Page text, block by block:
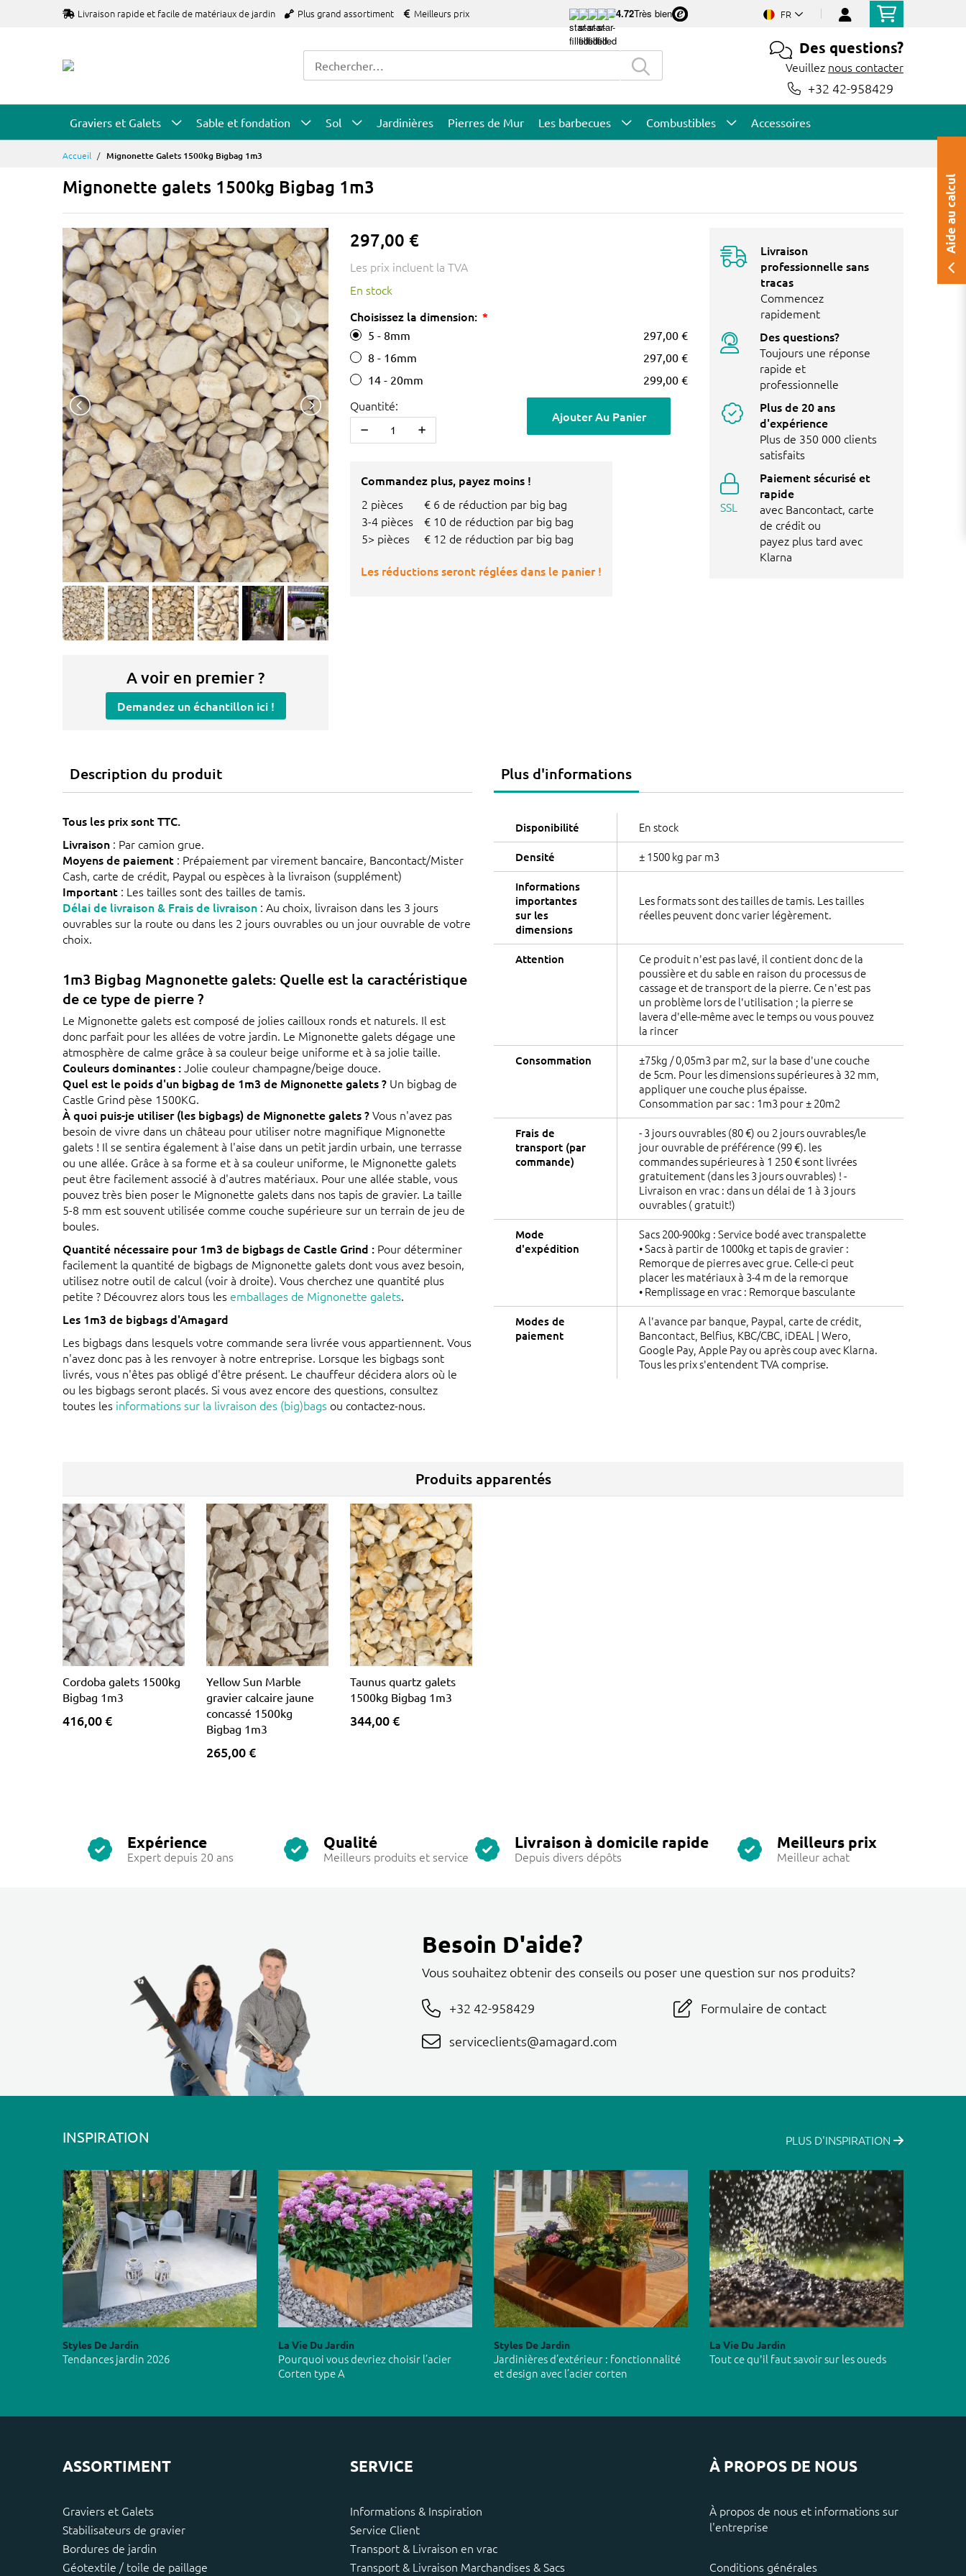
Livraison rapide et facile de matériaux de jardin Plus grand assortiment Meilleurs prix 4.72Très bien FR
Des questions?
Veuillez nous contacter
+32 42-958429
Graviers et Galets Sable et fondation Sol Jardinières Pierres de Mur Les barbecues Combustibles Accessoires
Accueil Mignonette Galets 1500kg Bigbag 1m3
Mignonette galets 1500kg Bigbag 1m3
A voir en premier ?
Demandez un échantillon ici !
297,00 €
Les prix incluent la TVA
En stock
Choisissez la dimension:
5 - 8mm
297,00 €
8 - 16mm
297,00 €
14 - 20mm
299,00 €
Quantité:
Ajouter Au Panier
Commandez plus, payez moins !
2 pièces
€ 6 de réduction par big bag
3-4 pièces
€ 10 de réduction par big bag
5> pièces
€ 12 de réduction par big bag
Les réductions seront réglées dans le panier !
Livraison
professionnelle sans
tracas
Commencez
rapidement
Des questions?
Toujours une réponse
rapide et
professionnelle
Plus de 20 ans
d'expérience
Plus de 350 000 clients
satisfaits
SSL
Paiement sécurisé et
rapide
avec Bancontact, carte
de crédit ou
payez plus tard avec
Klarna
Description du produit
Tous les prix sont TTC.
Livraison : Par camion grue.
Moyens de paiement : Prépaiement par virement bancaire, Bancontact/Mister
Cash, carte de crédit, Paypal ou espèces à la livraison (supplément)
Important : Les tailles sont des tailles de tamis.
Délai de livraison & Frais de livraison : Au choix, livraison dans les 3 jours
ouvrables sur la route ou dans les 2 jours ouvrables ou un jour ouvrable de votre
choix.
1m3 Bigbag Magnonette galets: Quelle est la caractéristique
de ce type de pierre ?
Le Mignonette galets est composé de jolies cailloux ronds et naturels. Il est
donc parfait pour les allées de votre jardin. Le Mignonette galets dégage une
atmosphère de calme grâce à sa couleur beige uniforme et à sa jolie taille.
Couleurs dominantes :Jolie couleur champagne/beige douce.
Quel est le poids d'un bigbag de 1m3 de Mignonette galets ? Un bigbag de
Castle Grind pèse 1500KG.
À quoi puis-je utiliser (les bigbags) de Mignonette galets ?Vous n'avez pas
besoin de vivre dans un château pour utiliser notre magnifique Mignonette
galets ! Il se sentira également à l'aise dans un petit jardin urbain, une terrasse
ou une allée. Grâce à sa forme et à sa couleur uniforme, le Mignonette galets
peut être facilement associé à d'autres matériaux. Pour une allée stable, vous
pouvez très bien poser le Mignonette galets dans nos tapis de gravier. La taille
5-8 mm est souvent utilisée comme couche supérieure sur un terrain de jeu de
boules.
Quantité nécessaire pour 1m3 de bigbags de Castle Grind : Pour déterminer
facilement la quantité de bigbags de Mignonette galets dont vous avez besoin,
utilisez notre outil de calcul (voir à droite). Vous cherchez une quantité plus
petite ? Découvrez alors tous les emballages de Mignonette galets.
Les 1m3 de bigbags d'Amagard
Les bigbags dans lesquels votre commande sera livrée vous appartiennent. Vous
n'avez donc pas à les renvoyer à notre entreprise. Lorsque les bigbags sont
livrés, vous n'êtes pas obligé d'être présent. Le chauffeur décidera alors où le
ou les bigbags seront placés. Si vous avez encore des questions, consultez
toutes les informations sur la livraison des (big)bags ou contactez-nous.
Plus d'informations
Disponibilité En stock
Densité ± 1500 kg par m3
Informations
importantes
sur les
dimensions
Les formats sont des tailles de tamis. Les tailles
réelles peuvent donc varier légèrement.
Attention
Ce produit n'est pas lavé, il contient donc de la
poussière et du sable en raison du processus de
cassage et de transport de la pierre. Ce n'est pas
un problème lors de l'utilisation ; la pierre se
lavera d'elle-même avec le temps ou vous pouvez
la rincer
Consommation
±75kg / 0,05m3 par m2, sur la base d'une couche
de 5cm. Pour les dimensions supérieures à 32 mm,
appliquer une couche plus épaisse.
Consommation par sac : 1m3 pour ± 20m2
Frais de
transport (par
commande)
- 3 jours ouvrables (80 €) ou 2 jours ouvrables/le
jour ouvrable de préférence (99 €). les
commandes supérieures à 1 250 € sont livrées
gratuitement (dans les 3 jours ouvrables) ! -
Livraison en vrac : dans un délai de 1 à 3 jours
ouvrables ( gratuit!)
Mode
d'expédition
Sacs 200-900kg : Service bodé avec transpalette
• Sacs à partir de 1000kg et tapis de gravier :
Remorque de pierres avec grue. Celle-ci peut
placer les matériaux à 3-4 m de la remorque
• Remplissage en vrac : Remorque basculante
Modes de
paiement
A l'avance par banque, Paypal, carte de crédit,
Bancontact, Belfius, KBC/CBC, iDEAL | Wero,
Google Pay, Apple Pay ou après coup avec Klarna.
Tous les prix s'entendent TVA comprise.
Produits apparentés
Cordoba galets 1500kg
Bigbag 1m3
416,00 €
Yellow Sun Marble
gravier calcaire jaune
concassé 1500kg
Bigbag 1m3
265,00 €
Taunus quartz galets
1500kg Bigbag 1m3
344,00 €
Expérience
Expert depuis 20 ans
Qualité
Meilleurs produits et service
Livraison à domicile rapide
Depuis divers dépôts
Meilleurs prix
Meilleur achat
Besoin D'aide?
Vous souhaitez obtenir des conseils ou poser une question sur nos produits?
+32 42-958429
serviceclients@amagard.com
Formulaire de contact
INSPIRATION PLUS D'INSPIRATION
Styles De Jardin
Tendances jardin 2026
La Vie Du Jardin
Pourquoi vous devriez choisir l’acier
Corten type A
Styles De Jardin
Jardinières d’extérieur : fonctionnalité
et design avec l’acier corten
La Vie Du Jardin
Tout ce qu'il faut savoir sur les oueds
ASSORTIMENT
Graviers et Galets
Stabilisateurs de gravier
Bordures de jardin
Géotextile / toile de paillage
SERVICE
Informations & Inspiration
Service Client
Transport & Livraison en vrac
Transport & Livraison Marchandises & Sacs
À PROPOS DE NOUS
À propos de nous et informations sur
l'entreprise
Conditions générales
Aide au calcul